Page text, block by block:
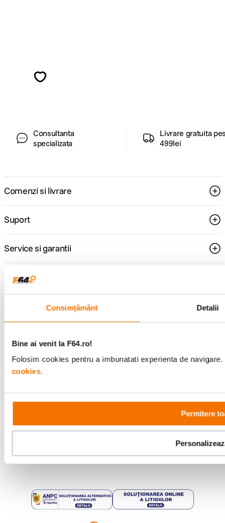
Consimțământ Detalii
Bine ai venit la F64.ro!
Folosim cookies pentru a imbunatati experienta de
cookies.
Permitere
Consultanta
specializata
Livrare gratuita
499lei
Comenzi si livrare
Suport
Service si garantii
F64 Studio
Urmareste-ne
Program de lucru
Bd-ul Unirii 64, Bucuresti